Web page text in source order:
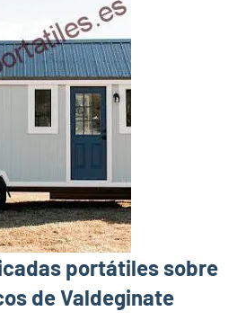
portátiles sobre
de Valdeginate